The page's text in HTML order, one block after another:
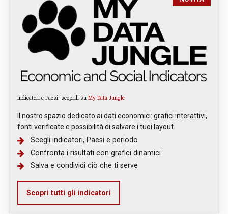
Indicatori e Paesi: scoprili su My Data Jungle
Il nostro spazio dedicato ai dati economici: grafici interattivi,
fonti verificate e possibilità di salvare i tuoi layout.
Scegli indicatori, Paesi e periodo
Confronta i risultati con grafici dinamici
Salva e condividi ciò che ti serve
Scopri tutti gli indicatori